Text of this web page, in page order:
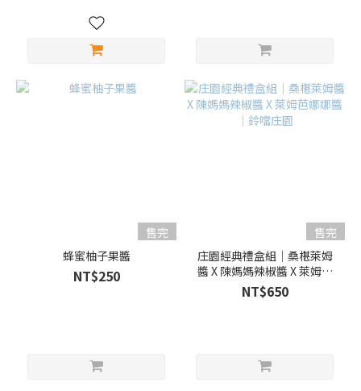
售完
蜂蜜柚子果醬
NT$250
售完
庄園經典禮盒組｜桑椹萊姆
醬 X 陳媽媽辣椒醬 X 萊姆芭
娜娜醬｜鈴噹庄園
NT$650